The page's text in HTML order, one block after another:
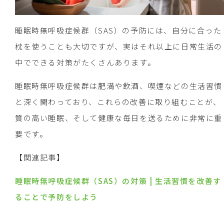
睡眠時無呼吸症候群（SAS）の予防には、自分に合った
枕を使うことも大切ですが、実はそれ以上に日常生活の
中でできる対策がたくさんあります。
睡眠時無呼吸症候群は肥満や飲酒、喫煙などの生活習慣
と深く関わっており、これらの改善に取り組むことが、
質の高い睡眠、そして健康な毎日を送るために非常に重
要です。
【関連記事】
睡眠時無呼吸症候群（SAS）の対策 | 生活習慣を改善す
ることで予防をしよう